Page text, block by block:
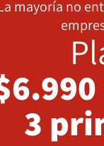
mayoría no
3